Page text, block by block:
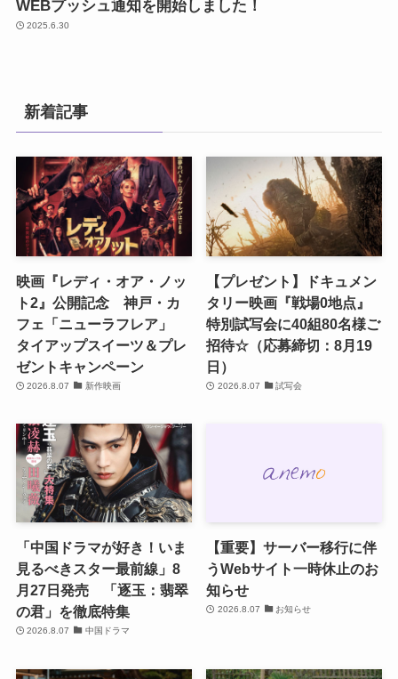
WEBプッシュ通知を開始しました！
2025.6.30
新着記事
映画『レディ・オア・ノッ
ト2』公開記念 神戸・カ
フェ「ニューラフレア」
タイアップスイーツ＆プレ
ゼントキャンペーン
2026.8.07 新作映画
【プレゼント】ドキュメン
タリー映画『戦場0地点』
特別試写会に40組80名様ご
招待☆（応募締切：8月19
日）
2026.8.07 試写会
「中国ドラマが好き！いま
見るべきスター最前線」8
月27日発売 「逐玉：翡翠
の君」を徹底特集
2026.8.07 中国ドラマ
【重要】サーバー移行に伴
うWebサイト一時休止のお
知らせ
2026.8.07 お知らせ